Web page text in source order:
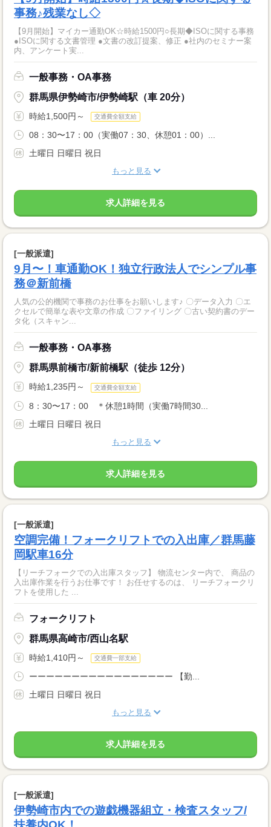
事務♪残業なし◇
【9月開始】マイカー通勤OK☆時給1500円○長期◆ISOに関する事務
●ISOに関する文書管理 ●文書の改訂提案、修正 ●社内のセミナー案
内、アンケート実...
一般事務・OA事務
群馬県伊勢崎市/伊勢崎駅（車 20分）
時給1,500円～ 交通費全額支給
08：30〜17：00（実働07：30、休憩01：00）...
土曜日 日曜日 祝日
もっと見る
求人詳細を見る
[一般派遣]
9月〜！車通勤OK！独立行政法人でシンプル事
務＠新前橋
人気の公的機関で事務のお仕事をお願いします♪ 〇データ入力 〇エ
クセルで簡単な表や文章の作成 〇ファイリング 〇古い契約書のデー
タ化（スキャン...
一般事務・OA事務
群馬県前橋市/新前橋駅（徒歩 12分）
時給1,235円～ 交通費全額支給
8：30〜17：00 ＊休憩1時間（実働7時間30...
土曜日 日曜日 祝日
もっと見る
求人詳細を見る
[一般派遣]
空調完備！フォークリフトでの入出庫／群馬藤
岡駅車16分
【リーチフォークでの入出庫スタッフ】 物流センター内で、 商品の
入出庫作業を行うお仕事です！ お任せするのは、 リーチフォークリ
フトを使用した ...
フォークリフト
群馬県高崎市/西山名駅
時給1,410円～ 交通費一部支給
ーーーーーーーーーーーーーーーーー 【勤...
土曜日 日曜日 祝日
もっと見る
求人詳細を見る
[一般派遣]
伊勢崎市内での遊戯機器組立・検査スタッフ/